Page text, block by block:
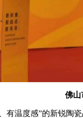
佛山
温度感”的新锐陶瓷